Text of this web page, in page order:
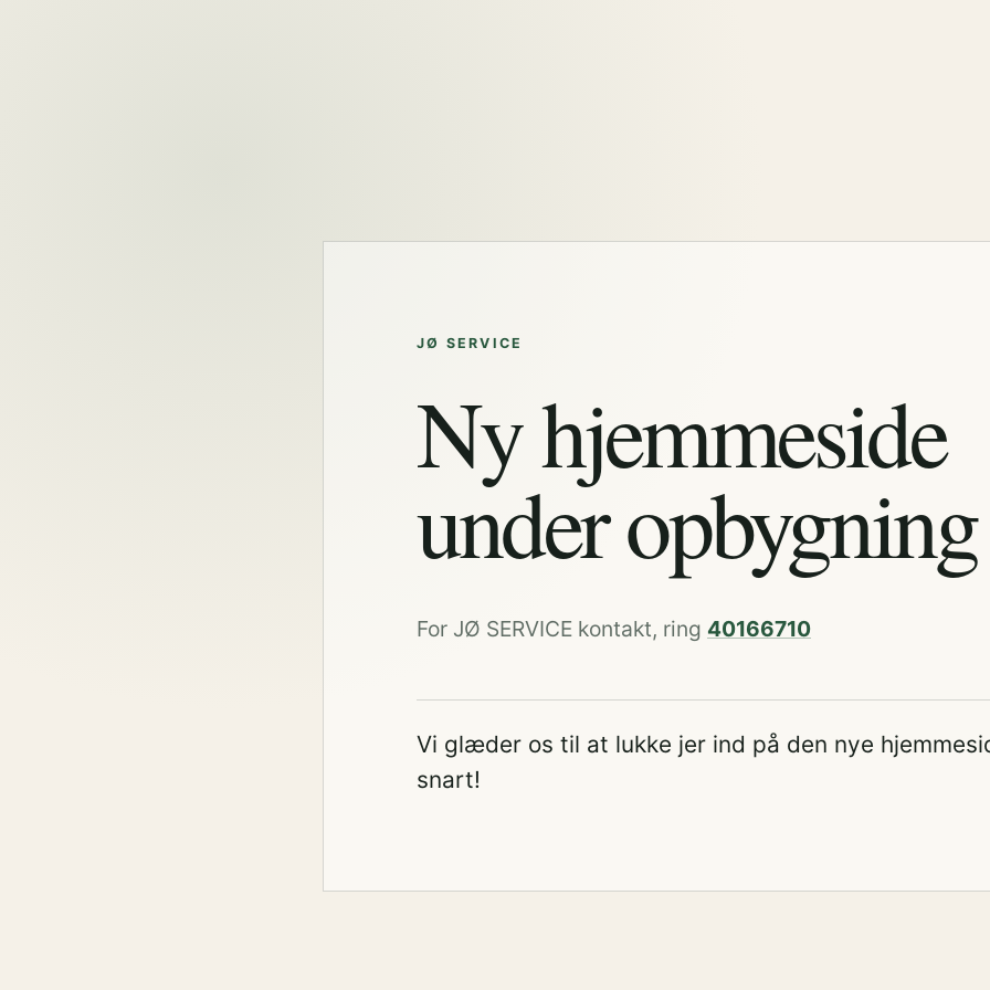
JØ SERVICE
Ny hjemmeside
under opbygning
For JØ SERVICE kontakt, ring 40166710
Vi glæder os til at lukke jer ind på den nye
snart!